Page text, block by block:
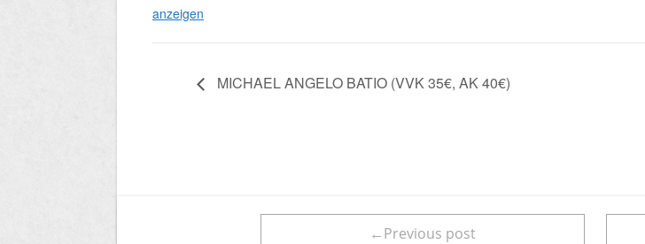
anzeigen
MICHAEL ANGELO BATIO (VVK 35€, AK 40€)
←Previous post